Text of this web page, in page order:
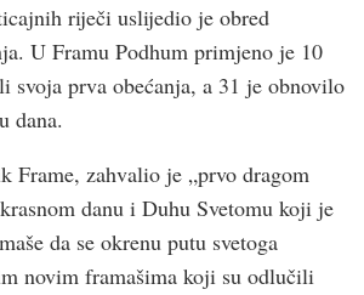
riječi uslijedio je obred
U Framu Podhum primjeno je 10
svoja prva obećanja, a 31 je obnovilo
dana.
Frame, zahvalio je „prvo dragom
danu i Duhu Svetomu koji je
da se okrenu putu svetoga
novim framašima koji su odlučili